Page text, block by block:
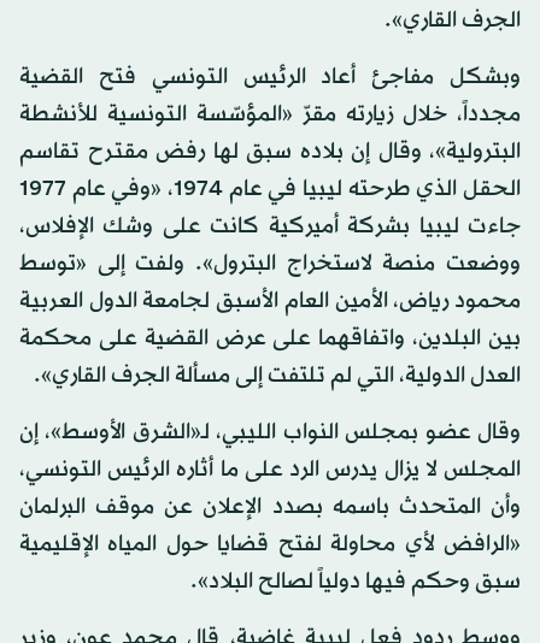
الجرف القاري».
وبشكل مفاجئ أعاد الرئيس التونسي فتح القضية
مجدداً، خلال زيارته مقرّ «المؤسّسة التونسية للأنشطة
البترولية»، وقال إن بلاده سبق لها رفض مقترح تقاسم
الحقل الذي طرحته ليبيا في عام 1974، «وفي عام 1977
جاءت ليبيا بشركة أميركية كانت على وشك الإفلاس،
ووضعت منصة لاستخراج البترول». ولفت إلى «توسط
محمود رياض، الأمين العام الأسبق لجامعة الدول العربية
بين البلدين، واتفاقهما على عرض القضية على محكمة
العدل الدولية، التي لم تلتفت إلى مسألة الجرف القاري».
وقال عضو بمجلس النواب الليبي، لـ«الشرق الأوسط»، إن
المجلس لا يزال يدرس الرد على ما أثاره الرئيس التونسي،
وأن المتحدث باسمه بصدد الإعلان عن موقف البرلمان
«الرافض لأي محاولة لفتح قضايا حول المياه الإقليمية
سبق وحكم فيها دولياً لصالح البلاد».